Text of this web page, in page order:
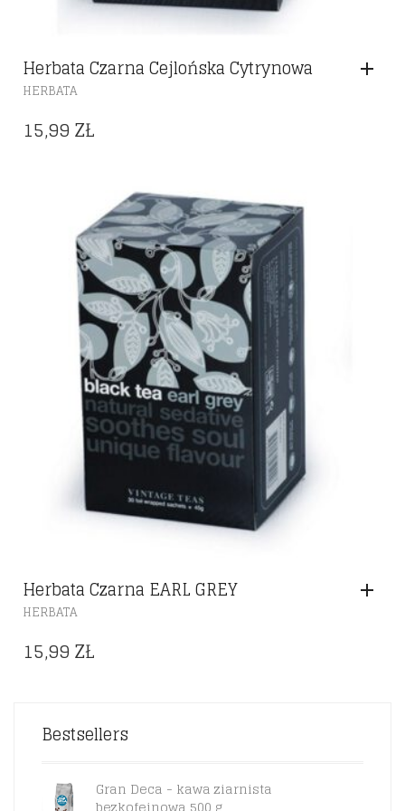
Herbata Czarna Cejlońska Cytrynowa
HERBATA
15,99ZŁ
Herbata Czarna EARL GREY
HERBATA
15,99ZŁ
Bestsellers
Gran Deca - kawa ziarnista